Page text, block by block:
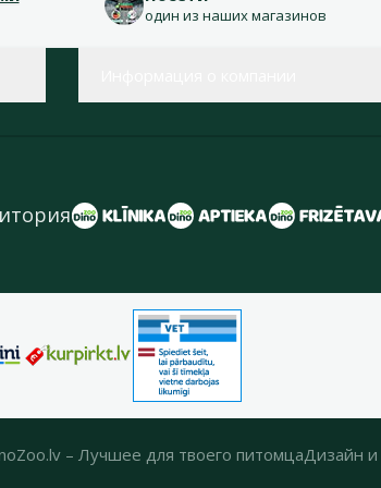
один из наших магазинов
– Лучшее для твоего питомцаДизайн и